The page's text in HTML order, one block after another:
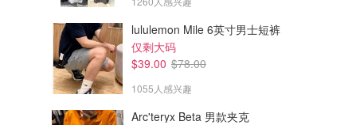
lululemon Mile 6英寸男士短裤
仅剩大码
$39.00 $78.00
1055人感兴趣
Arc'teryx Beta 男款夹克